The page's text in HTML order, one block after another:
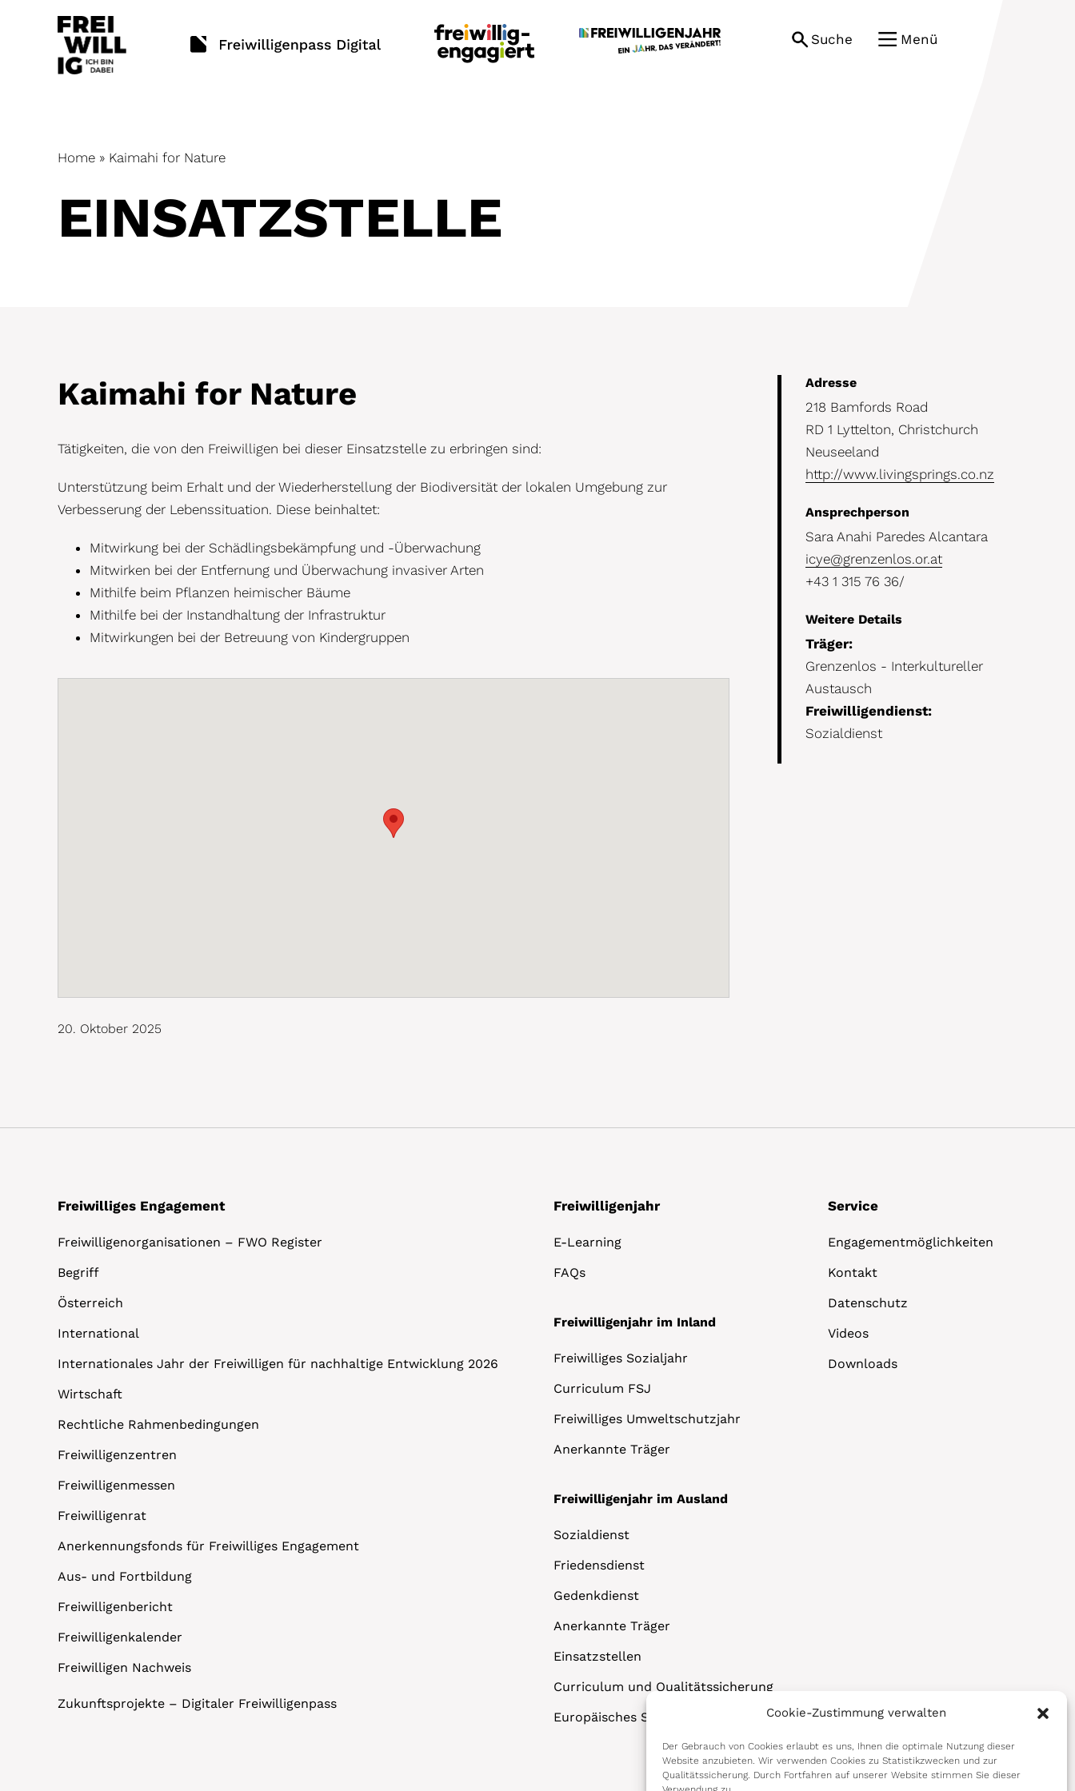
Cookie-Zustimmung verwalten
Der Gebrauch von Cookies erlaubt es uns, Ihnen die optimale Nutzung dieser
Website anzubieten. Wir verwenden Cookies zu Statistikzwecken und zur
Qualitätssicherung. Durch Fortfahren auf unserer Website stimmen Sie dieser
Suche Menü
Home » Kaimahi for Nature
EINSATZ­STELLE
Details
Adresse
218 Bamfords Road
RD 1 Lyttelton, Christchurch
Neuseeland
http://www.livingsprings.co.nz
Ansprechperson
Sara Anahi Paredes Alcantara
icye@grenzenlos.or.at
+43 1 315 76 36/
Weitere Details
Träger:
Grenzenlos - Interkultureller
Austausch
Freiwilligendienst:
Sozialdienst
Kaimahi for Nature
Tätigkeiten, die von den Freiwilligen bei dieser Einsatzstelle zu erbringen sind:
Unterstützung beim Erhalt und der Wiederherstellung der Biodiversität der lokalen Umgebung zur
Verbesserung der Lebenssituation. Diese beinhaltet:
Mitwirkung bei der Schädlingsbekämpfung und -Überwachung
Mitwirken bei der Entfernung und Überwachung invasiver Arten
Mithilfe beim Pflanzen heimischer Bäume
Mithilfe bei der Instandhaltung der Infrastruktur
Mitwirkungen bei der Betreuung von Kindergruppen
20. Oktober 2025
Freiwilliges Engagement
Freiwilligenorganisationen – FWO Register
Begriff
Österreich
International
Internationales Jahr der Freiwilligen für nachhaltige Entwicklung 2026
Wirtschaft
Rechtliche Rahmenbedingungen
Freiwilligenzentren
Freiwilligenmessen
Freiwilligenrat
Anerkennungsfonds für Freiwilliges Engagement
Aus- und Fortbildung
Freiwilligenbericht
Freiwilligenkalender
Freiwilligen Nachweis
Zukunftsprojekte – Digitaler Freiwilligenpass
Freiwilligenjahr
E-Learning
FAQs
Freiwilligenjahr im Inland
Freiwilliges Sozialjahr
Curriculum FSJ
Freiwilliges Umweltschutzjahr
Anerkannte Träger
Freiwilligenjahr im Ausland
Sozialdienst
Friedensdienst
Gedenkdienst
Anerkannte Träger
Einsatzstellen
Curriculum und Qualitätssicherung
Europäisches Solidaritätskorps
Service
Engagementmöglichkeiten
Kontakt
Datenschutz
Videos
Downloads